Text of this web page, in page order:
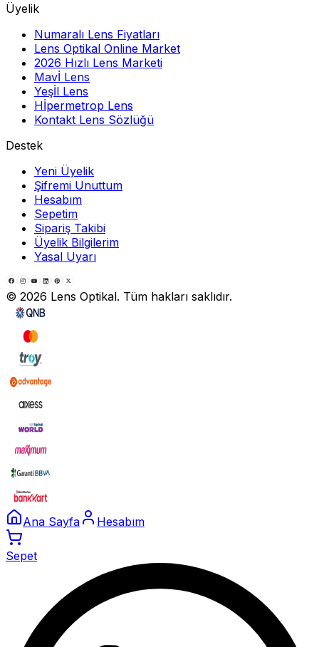
Üyelik
Numaralı Lens Fiyatları
Lens Optikal Online Market
2026 Hızlı Lens Marketi
Mavİ Lens
Yeşİl Lens
Hİpermetrop Lens
Kontakt Lens Sözlüğü
Destek
Yeni Üyelik
Şifremi Unuttum
Hesabım
Sepetim
Sipariş Takibi
Üyelik Bilgilerim
Yasal Uyarı
© 2026 Lens Optikal. Tüm hakları saklıdır.
Ana Sayfa Hesabım
Sepet